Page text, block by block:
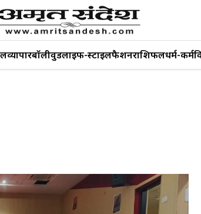
व्यापारबॉलीवुडलाइफ-स्टाइलफैशनराशिफलधर्म-कर्म